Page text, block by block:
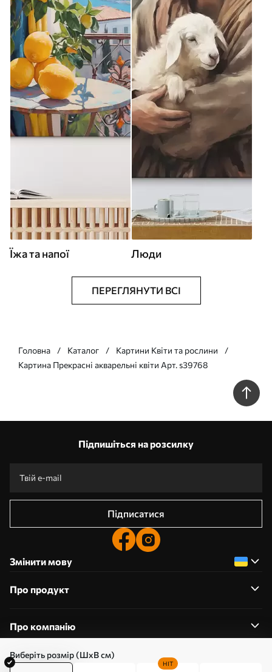
Виберіть розмір (ШхВ см)
HIT
Їжа та напої Люди
ПЕРЕГЛЯНУТИ ВСІ
Головна Каталог
Картини Квіти та рослини
Картина Прекрасні акварельні квіти Арт. s39768
Підпишіться на розсилку
Підписатися
Змінити мову
Про продукт
Про компанію